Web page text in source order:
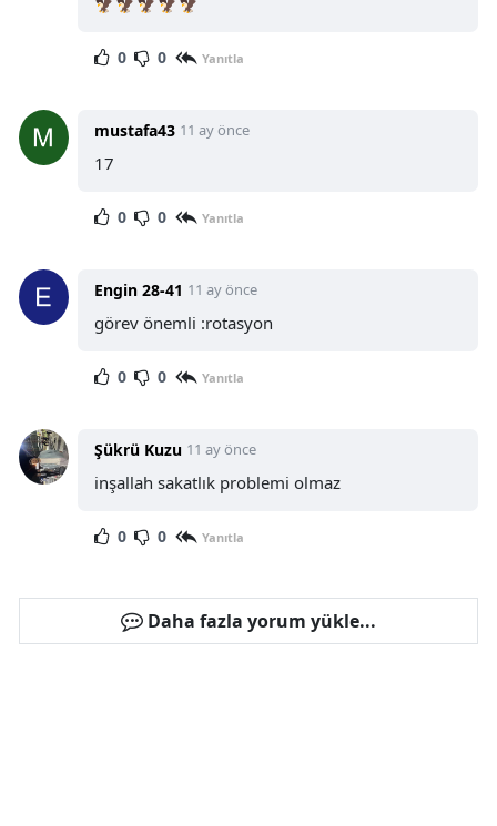
0 0 Yanıtla
mustafa43 11 ay önce
17
0 0 Yanıtla
Engin 28-41 11 ay önce
görev önemli :rotasyon
0 0 Yanıtla
Şükrü Kuzu 11 ay önce
inşallah sakatlık problemi olmaz
0 0 Yanıtla
Daha fazla yorum yükle...